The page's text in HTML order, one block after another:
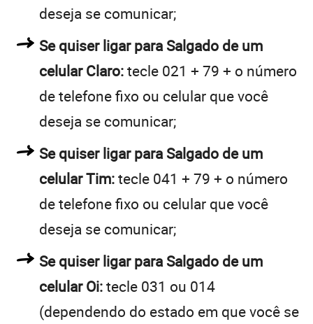
deseja se comunicar;
Se quiser ligar para Salgado de um
celular Claro:tecle 021 + 79 + o número
de telefone fixo ou celular que você
deseja se comunicar;
Se quiser ligar para Salgado de um
celular Tim:tecle 041 + 79 + o número
de telefone fixo ou celular que você
deseja se comunicar;
Se quiser ligar para Salgado de um
celular Oi:tecle 031 ou 014
(dependendo do estado em que você se